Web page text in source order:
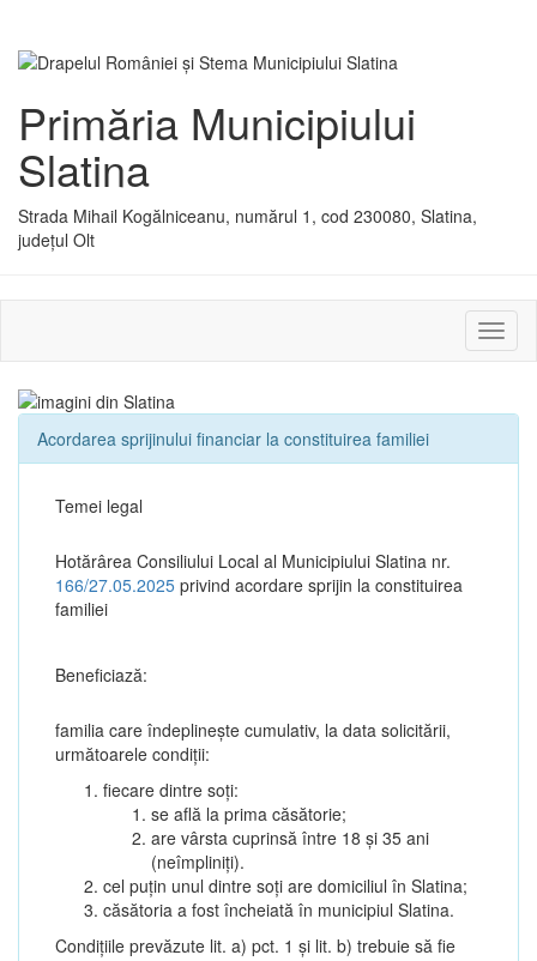
Primăria Municipiului
Slatina
Strada Mihail Kogălniceanu, numărul 1, cod 230080, Slatina,
județul Olt
sau
Acordarea sprijinului financiar la constituirea familiei
Temei legal
Hotărârea Consiliului Local al Municipiului Slatina nr.
166/27.05.2025 privind acordare sprijin la constituirea
familiei
Beneficiază:
familia care îndeplinește cumulativ, la data solicitării,
următoarele condiții:
fiecare dintre soți:
se află la prima căsătorie;
are vârsta cuprinsă între 18 și 35 ani
(neîmpliniți).
cel puțin unul dintre soți are domiciliul în Slatina;
căsătoria a fost încheiată în municipiul Slatina.
Condițiile prevăzute lit. a) pct. 1 și lit. b) trebuie să fie